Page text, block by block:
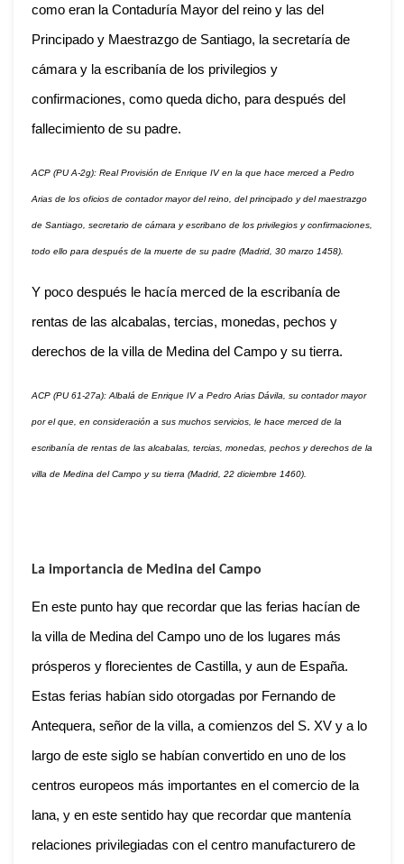
como eran la Contaduría Mayor del reino y las del
Principado y Maestrazgo de Santiago, la secretaría de
cámara y la escribanía de los privilegios y
confirmaciones, como queda dicho, para después del
fallecimiento de su padre.
ACP (PU A-2g): Real Provisión de Enrique IV en la que hace merced a Pedro
Arias de los oficios de contador mayor del reino, del principado y del maestrazgo
de Santiago, secretario de cámara y escribano de los privilegios y confirmaciones,
todo ello para después de la muerte de su padre (Madrid, 30 marzo 1458).
Y poco después le hacía merced de la escribanía de
rentas de las alcabalas, tercias, monedas, pechos y
derechos de la villa de Medina del Campo y su tierra.
ACP (PU 61-27a): Albalá de Enrique IV a Pedro Arias Dávila, su contador mayor
por el que, en consideración a sus muchos servicios, le hace merced de la
escribanía de rentas de las alcabalas, tercias, monedas, pechos y derechos de la
villa de Medina del Campo y su tierra (Madrid, 22 diciembre 1460).
La importancia de Medina del Campo
En este punto hay que recordar que las ferias hacían de
la villa de Medina del Campo uno de los lugares más
prósperos y florecientes de Castilla, y aun de España.
Estas ferias habían sido otorgadas por Fernando de
Antequera, señor de la villa, a comienzos del S. XV y a lo
largo de este siglo se habían convertido en uno de los
centros europeos más importantes en el comercio de la
lana, y en este sentido hay que recordar que mantenía
relaciones privilegiadas con el centro manufacturero de